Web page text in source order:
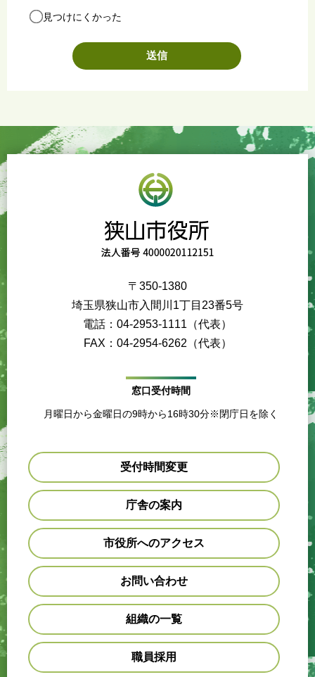
見つけにくかった
〒350-1380
埼玉県狭山市入間川1丁目23番5号
電話：04-2953-1111（代表）
FAX：04-2954-6262（代表）
窓口受付時間
月曜日から金曜日の9時から16時30分※閉庁日を除く
受付時間変更
庁舎の案内
市役所へのアクセス
お問い合わせ
組織の一覧
職員採用